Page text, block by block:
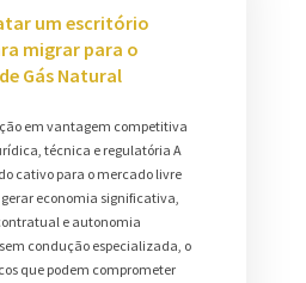
um escritório
migrar para o
Gás Natural
em vantagem competitiva
técnica e regulatória A
cativo para o mercado livre
economia significativa,
e autonomia
condução especializada, o
que podem comprometer